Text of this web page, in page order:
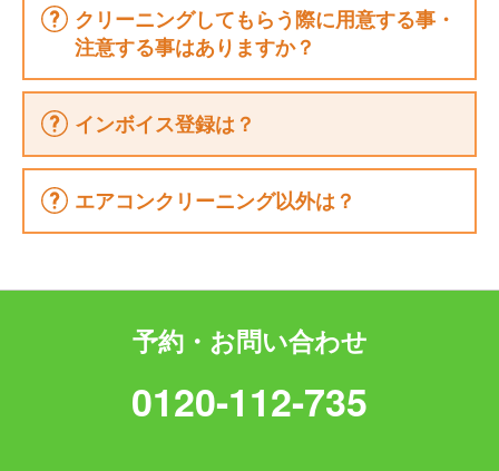
クリーニングしてもらう際に用意する事・
注意する事はありますか？
インボイス登録は？
エアコンクリーニング以外は？
予約・お問い合わせ
0120-112-735